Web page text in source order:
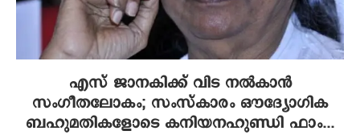
എസ് ജാനകിക്ക് വിട നല്‍കാന്‍
സംഗീതലോകം; സംസ്‌കാരം ഔദ്യോഗിക
ബഹുമതികളോടെ കനിയനഹുണ്ഡി ഫാം...